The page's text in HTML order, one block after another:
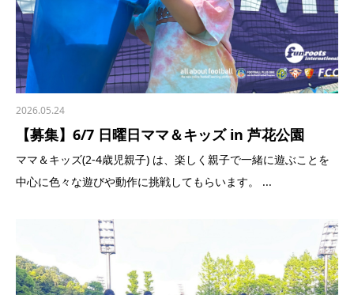
2026.05.24
【募集】6/7 日曜日ママ＆キッズ in 芦花公園
ママ＆キッズ(2-4歳児親子) は、楽しく親子で一緒に遊ぶことを
中心に色々な遊びや動作に挑戦してもらいます。 ...